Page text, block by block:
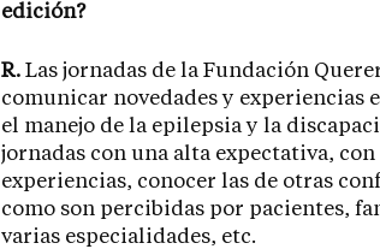
edición?
R. Las jornadas de la Fundación
comunicar novedades y experiencias
el manejo de la epilepsia y la
jornadas con una alta expectativa,
experiencias, conocer las de otras
como son percibidas por pacientes,
varias especialidades, etc.